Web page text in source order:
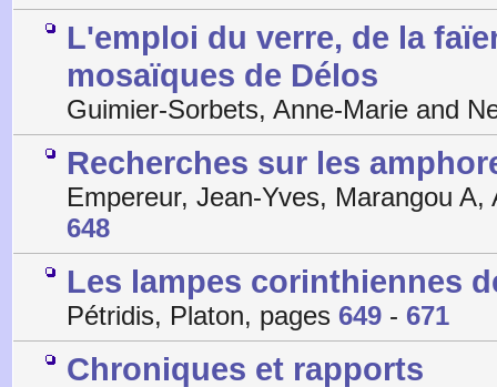
L'emploi du verre, de la
mosaïques de Délos
Guimier-Sorbets, Anne-Marie and
Recherches sur les
Empereur, Jean-Yves, Marangou
648
Les lampes corinthiennes
Pétridis, Platon, pages 649 - 671
Chroniques et rapports